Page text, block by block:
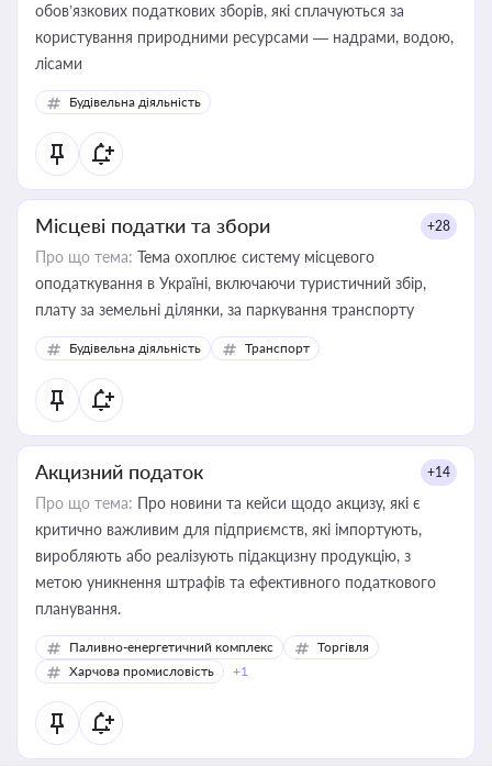
обов’язкових податкових зборів, які сплачуються за
користування природними ресурсами — надрами, водою,
лісами
Будівельна діяльність
Місцеві податки та збори +28
Про що тема: Тема охоплює систему місцевого
оподаткування в Україні, включаючи туристичний збір,
плату за земельні ділянки, за паркування транспорту
Будівельна діяльність Транспорт
Акцизний податок +14
Про що тема: Про новини та кейси щодо акцизу, які є
критично важливим для підприємств, які імпортують,
виробляють або реалізують підакцизну продукцію, з
метою уникнення штрафів та ефективного податкового
планування.
Паливно-енергетичний комплекс
Торгівля
Харчова промисловість
+1